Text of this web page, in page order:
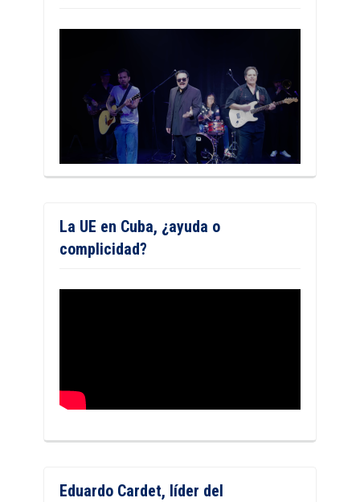
La UE en Cuba, ¿ayuda o
complicidad?
Eduardo Cardet, líder del